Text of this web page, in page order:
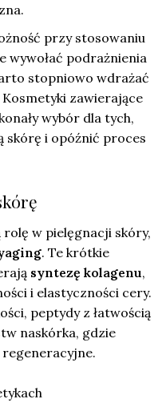
przy stosowaniu
wywołać podrażnienia
stopniowo wdrażać
zawierające
wybór dla tych,
skórę i opóźnić proces
w pielęgnacji skóry,
. Te krótkie
syntezę kolagenu,
i elastyczności cery.
peptydy z łatwością
naskórka, gdzie